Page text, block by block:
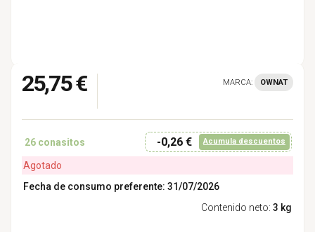
25,75 € MARCA: OWNAT
26 conasitos -0,26 € Acumula descuentos
Agotado
Fecha de consumo preferente: 31/07/2026
Contenido neto: 3 kg